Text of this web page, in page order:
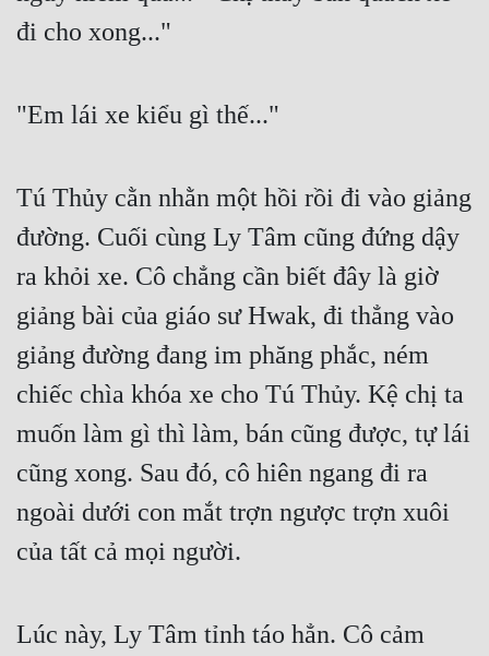
Đẹp
Cơ Trí
Sát Phạt Quyết Đoán
Vô Sỉ
Điềm Đạm
đi cho xong..."
"Em lái xe kiểu gì thế..."
Tú Thủy cằn nhằn một hồi rồi đi vào giảng
đường. Cuối cùng Ly Tâm cũng đứng dậy
ra khỏi xe. Cô chẳng cần biết đây là giờ
giảng bài của giáo sư Hwak, đi thẳng vào
giảng đường đang im phăng phắc, ném
chiếc chìa khóa xe cho Tú Thủy. Kệ chị ta
muốn làm gì thì làm, bán cũng được, tự lái
cũng xong. Sau đó, cô hiên ngang đi ra
ngoài dưới con mắt trợn ngược trợn xuôi
của tất cả mọi người.
Lúc này, Ly Tâm tỉnh táo hẳn. Cô cảm